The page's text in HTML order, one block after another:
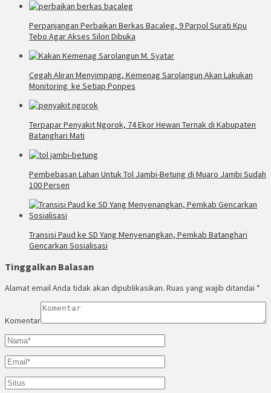
Perpanjangan Perbaikan Berkas Bacaleg, 9 Parpol Surati Kpu
Tebo Agar Akses Silon Dibuka
Cegah Aliran Menyimpang, Kemenag Sarolangun Akan Lakukan
Monitoring ke Setiap Ponpes
Terpapar Penyakit Ngorok, 74 Ekor Hewan Ternak di Kabupaten
Batanghari Mati
Pembebasan Lahan Untuk Tol Jambi-Betung di Muaro Jambi Sudah
100 Persen
Transisi Paud ke SD Yang Menyenangkan, Pemkab Batanghari
Gencarkan Sosialisasi
Tinggalkan Balasan
Alamat email Anda tidak akan dipublikasikan. Ruas yang wajib ditandai *
Komentar